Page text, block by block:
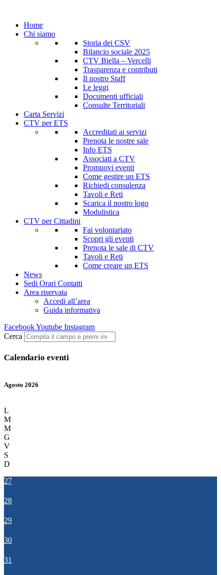
Home
Chi siamo
Storia dei CSV
Bilancio sociale 2025
CTV Biella – Vercelli
Trasparenza e contributi
Il nostro Staff
Le leggi
Documenti ufficiali
Consulte Territoriali
Carta Servizi
CTV per ETS
Accreditati ai servizi
Prenota le nostre sale
Info ETS
Associati a CTV
Promuovi eventi
Come gestire un ETS
Richiedi consulenza
Tavoli e Reti
Scarica il nostro logo
Modulistica
CTV per Cittadini
Fai volontariato
Scopri gli eventi
Prenota le sale di CTV
Tavoli e Reti
Come creare un ETS
News
Sedi Orari Contatti
Area riservata
Accedi all’area
Guida informativa
FacebookYoutube Instagram
Cerca
Calendario eventi
Agosto 2026
L
M
M
G
V
S
D
27
28
29
30
31